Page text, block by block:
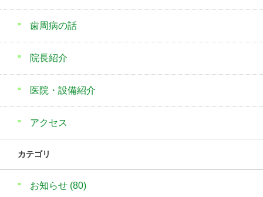
歯周病の話
院長紹介
医院・設備紹介
アクセス
カテゴリ
お知らせ (80)